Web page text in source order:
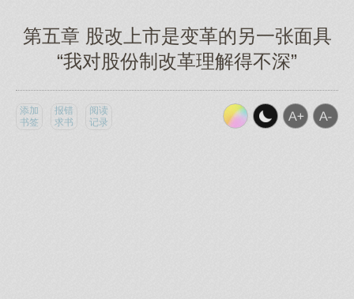
第五章 股改上市是变革的另一张面具
“我对股份制改革理解得不深”
添加
书签
报错
求书
阅读
记录